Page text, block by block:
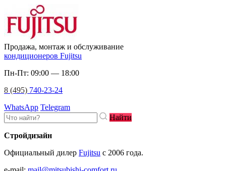
Продажа, монтаж и обслуживание
кондиционеров Fujitsu
Пн-Пт: 09:00 — 18:00
8 (495) 740-23-24
WhatsApp Telegram
Найти
Стройдизайн
Официальный дилер Fujitsu c 2006 года.